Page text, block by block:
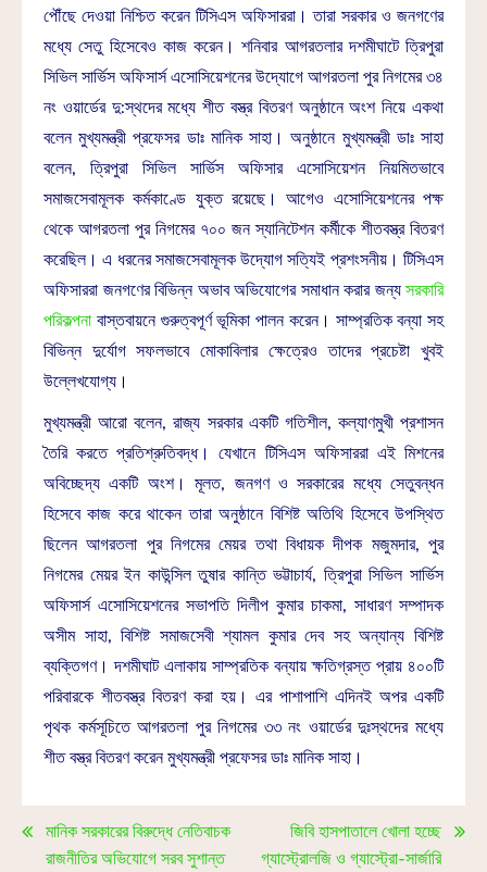
পৌঁছে দেওয়া নিশ্চিত করেন টিসিএস অফিসাররা। তারা সরকার ও জনগণের
মধ্যে সেতু হিসেবেও কাজ করেন। শনিবার আগরতলার দশমীঘাটে ত্রিপুরা
সিভিল সার্ভিস অফিসার্স এসোসিয়েশনের উদ্যোগে আগরতলা পুর নিগমের ৩৪
নং ওয়ার্ডের দু:স্থদের মধ্যে শীত বস্ত্র বিতরণ অনুষ্ঠানে অংশ নিয়ে একথা
বলেন মুখ্যমন্ত্রী প্রফেসর ডাঃ মানিক সাহা। অনুষ্ঠানে মুখ্যমন্ত্রী ডাঃ সাহা
বলেন, ত্রিপুরা সিভিল সার্ভিস অফিসার এসোসিয়েশন নিয়মিতভাবে
সমাজসেবামূলক কর্মকাণ্ডে যুক্ত রয়েছে। আগেও এসোসিয়েশনের পক্ষ
থেকে আগরতলা পুর নিগমের ৭০০ জন স্যানিটেশন কর্মীকে শীতবস্ত্র বিতরণ
করেছিল। এ ধরনের সমাজসেবামূলক উদ্যোগ সত্যিই প্রশংসনীয়। টিসিএস
অফিসাররা জনগণের বিভিন্ন অভাব অভিযোগের সমাধান করার জন্যসরকারি
পরিকল্পনা বাস্তবায়নে গুরুত্বপূর্ণ ভূমিকা পালন করেন। সাম্প্রতিক বন্যা সহ
বিভিন্ন দুর্যোগ সফলভাবে মোকাবিলার ক্ষেত্রেও তাদের প্রচেষ্টা খুবই
উল্লেখযোগ্য।
মুখ্যমন্ত্রী আরো বলেন, রাজ্য সরকার একটি গতিশীল, কল্যাণমুখী প্রশাসন
তৈরি করতে প্রতিশ্রুতিবদ্ধ। যেখানে টিসিএস অফিসাররা এই মিশনের
অবিচ্ছেদ্য একটি অংশ। মূলত, জনগণ ও সরকারের মধ্যে সেতুবন্ধন
হিসেবে কাজ করে থাকেন তারা অনুষ্ঠানে বিশিষ্ট অতিথি হিসেবে উপস্থিত
ছিলেন আগরতলা পুর নিগমের মেয়র তথা বিধায়ক দীপক মজুমদার, পুর
নিগমের মেয়র ইন কাউন্সিল তুষার কান্তি ভট্টাচার্য, ত্রিপুরা সিভিল সার্ভিস
অফিসার্স এসোসিয়েশনের সভাপতি দিলীপ কুমার চাকমা, সাধারণ সম্পাদক
অসীম সাহা, বিশিষ্ট সমাজসেবী শ্যামল কুমার দেব সহ অন্যান্য বিশিষ্ট
ব্যক্তিগণ। দশমীঘাট এলাকায় সাম্প্রতিক বন্যায় ক্ষতিগ্রস্ত প্রায় ৪০০টি
পরিবারকে শীতবস্ত্র বিতরণ করা হয়। এর পাশাপাশি এদিনই অপর একটি
পৃথক কর্মসূচিতে আগরতলা পুর নিগমের ৩৩ নং ওয়ার্ডের দুঃস্থদের মধ্যে
শীত বস্ত্র বিতরণ করেন মুখ্যমন্ত্রী প্রফেসর ডাঃ মানিক সাহা।
মানিক সরকারের বিরুদ্ধে নেতিবাচক
রাজনীতির অভিযোগে সরব সুশান্ত
জিবি হাসপাতালে খোলা হচ্ছে
গ্যাস্ট্রোলজি ও গ্যাস্ট্রো-সার্জারি